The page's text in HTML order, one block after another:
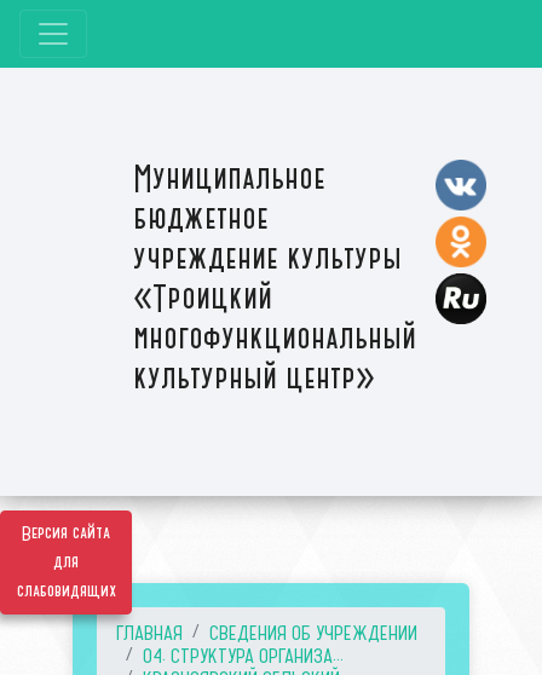
Версия сайта
для
слабовидящих
Муниципальное
бюджетное
учреждение культуры
«Троицкий
многофункциональный
культурный центр»
ГЛАВНАЯ
СВЕДЕНИЯ ОБ УЧРЕЖДЕНИИ
04. СТРУКТУРА ОРГАНИЗА...